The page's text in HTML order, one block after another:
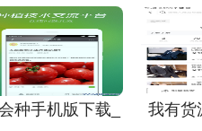
面、操作便捷、信息准确的
数据处理和分析能力，为用户
查询平台。无论是对个人还是
和重要意义。尤其值得一提的
信息的获取更加精准、高效，
种手机版下载_
我有货